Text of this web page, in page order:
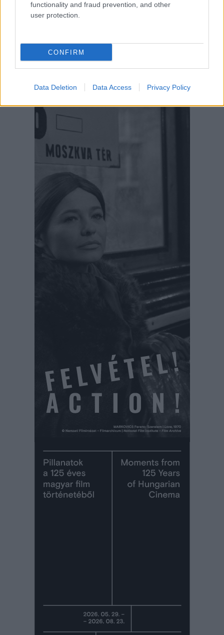
functionality and fraud prevention, and other
user protection.
CONFIRM
Data Deletion Data Access Privacy Policy